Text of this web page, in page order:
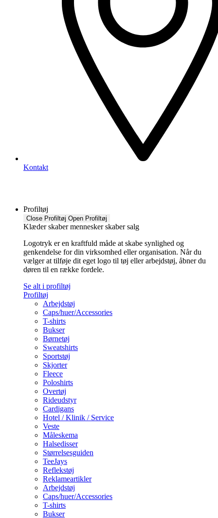
Kontakt
Profiltøj
Close Profiltøj Open Profiltøj
Klæder skaber mennesker skaber salg
Logotryk er en kraftfuld måde at skabe synlighed og
genkendelse for din virksomhed eller organisation. Når du
vælger at tilføje dit eget logo til tøj eller arbejdstøj, åbner du
døren til en række fordele.
Se alt i profiltøj
Profiltøj
Arbejdstøj
Caps/huer/Accessories
T-shirts
Bukser
Børnetøj
Sweatshirts
Sportstøj
Skjorter
Fleece
Poloshirts
Overtøj
Rideudstyr
Cardigans
Hotel / Klinik / Service
Veste
Måleskema
Halsedisser
Størrelsesguiden
TeeJays
Reflekstøj
Reklameartikler
Arbejdstøj
Caps/huer/Accessories
T-shirts
Bukser